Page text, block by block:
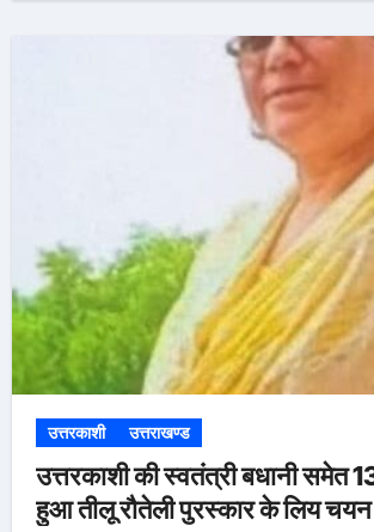
उत्तरकाशी उत्तराखण्ड
उत्तरकाशी की स्वतंत्री बधानी समेत 13 महिलाओं का
हुआ तीलू रौतेली पुरस्कार के लिय चयन